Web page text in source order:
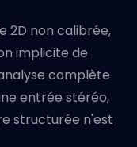
2D non calibrée,
implicite de
complète
entrée stéréo,
structurée n'est